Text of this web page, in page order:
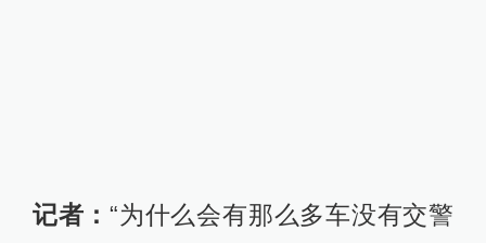
记者：“为什么会有那么多车没有交警